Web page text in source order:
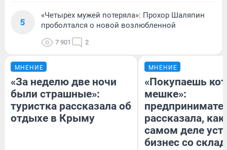
5
«Четырех мужей потеряла»: Прохор Шаляпин
проболтался о новой возлюбленной
7 901 2
МНЕНИЕ
«За неделю две ночи
были страшные»:
туристка рассказала об
отдыхе в Крыму
МНЕНИЕ
«Покупаешь
мешке»:
рассказала, как
самом деле
бизнес со